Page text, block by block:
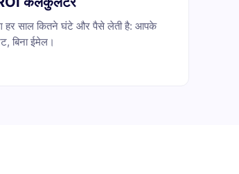
हर साल कितने घंटे और पैसे लेती है: आपके
बिना ईमेल।